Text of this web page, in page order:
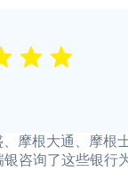
根大通、摩根
咨询了这些银行